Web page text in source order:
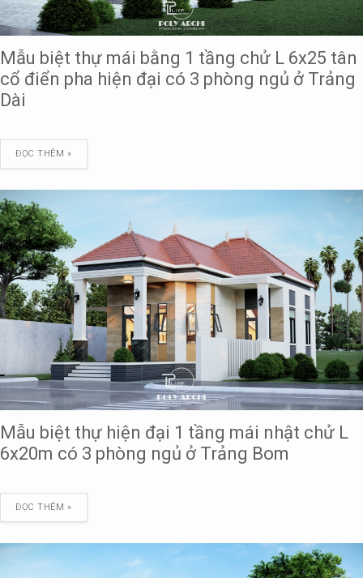
Mẫu biệt thự mái bằng 1 tầng chử L 6x25 tân
cổ điển pha hiện đại có 3 phòng ngủ ở Trảng
Dài
ĐỌC THÊM »
Mẫu biệt thự hiện đại 1 tầng mái nhật chử L
6x20m có 3 phòng ngủ ở Trảng Bom
ĐỌC THÊM »